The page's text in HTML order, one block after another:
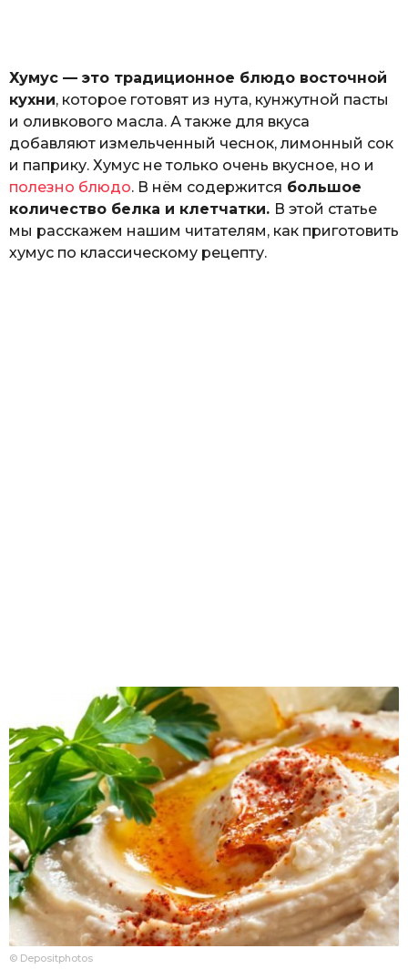
Хумус — это традиционное блюдо восточной
кухни, которое готовят из нута, кунжутной пасты
и оливкового масла. А также для вкуса
добавляют измельченный чеснок, лимонный сок
и паприку. Хумус не только очень вкусное, но и
полезно блюдо. В нём содержится большое
количество белка и клетчатки. В этой статье
мы расскажем нашим читателям, как приготовить
хумус по классическому рецепту.
© Depositphotos